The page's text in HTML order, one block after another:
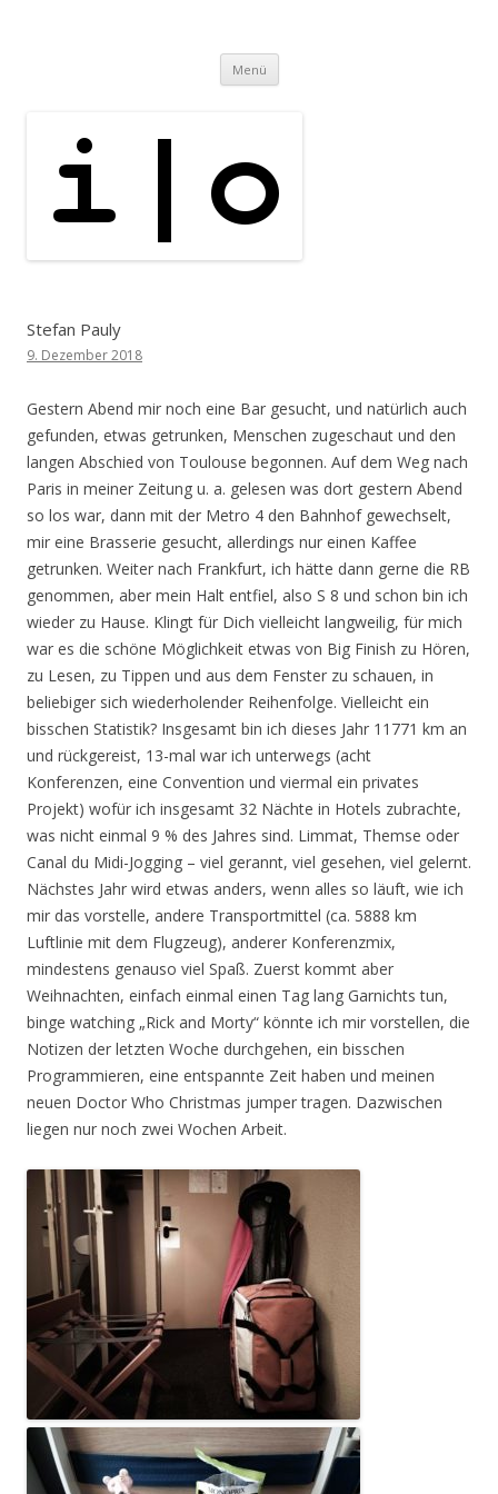
Menü Zum
springen
Stefan Pauly
9. Dezember 2018
Gestern Abend mir noch eine Bar gesucht, und natürlich auch
gefunden, etwas getrunken, Menschen zugeschaut und den
langen Abschied von Toulouse begonnen. Auf dem Weg nach
Paris in meiner Zeitung u. a. gelesen was dort gestern Abend
so los war, dann mit der Metro 4 den Bahnhof gewechselt,
mir eine Brasserie gesucht, allerdings nur einen Kaffee
getrunken. Weiter nach Frankfurt, ich hätte dann gerne die RB
genommen, aber mein Halt entfiel, also S 8 und schon bin ich
wieder zu Hause. Klingt für Dich vielleicht langweilig, für mich
war es die schöne Möglichkeit etwas von Big Finish zu Hören,
zu Lesen, zu Tippen und aus dem Fenster zu schauen, in
beliebiger sich wiederholender Reihenfolge. Vielleicht ein
bisschen Statistik? Insgesamt bin ich dieses Jahr 11771 km an
und rückgereist, 13-mal war ich unterwegs (acht
Konferenzen, eine Convention und viermal ein privates
Projekt) wofür ich insgesamt 32 Nächte in Hotels zubrachte,
was nicht einmal 9 % des Jahres sind. Limmat, Themse oder
Canal du Midi-Jogging – viel gerannt, viel gesehen, viel gelernt.
Nächstes Jahr wird etwas anders, wenn alles so läuft, wie ich
mir das vorstelle, andere Transportmittel (ca. 5888 km
Luftlinie mit dem Flugzeug), anderer Konferenzmix,
mindestens genauso viel Spaß. Zuerst kommt aber
Weihnachten, einfach einmal einen Tag lang Garnichts tun,
binge watching „Rick and Morty“ könnte ich mir vorstellen, die
Notizen der letzten Woche durchgehen, ein bisschen
Programmieren, eine entspannte Zeit haben und meinen
neuen Doctor Who Christmas jumper tragen. Dazwischen
liegen nur noch zwei Wochen Arbeit.